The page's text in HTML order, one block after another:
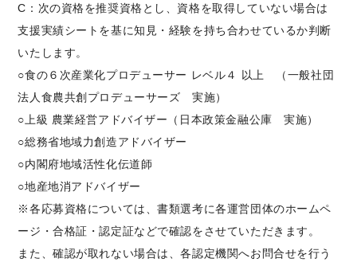
C：次の資格を推奨資格とし、資格を取得していない場合は
支援実績シートを基に知見・経験を持ち合わせているか判断
いたします。
○食の６次産業化プロデューサー レベル４ 以上 （一般社団
法人食農共創プロデューサーズ 実施）
○上級 農業経営アドバイザー（日本政策金融公庫 実施）
○総務省地域力創造アドバイザー
○内閣府地域活性化伝道師
○地産地消アドバイザー
※各応募資格については、書類選考に各運営団体のホームペ
ージ・合格証・認定証などで確認をさせていただきます。
また、確認が取れない場合は、各認定機関へお問合せを行う